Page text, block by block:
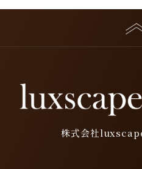
株式会社